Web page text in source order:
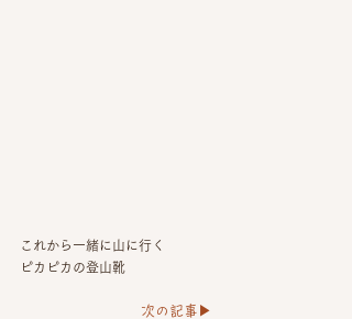
これから一緒に山に行く
ピカピカの登山靴
次の記事▶︎